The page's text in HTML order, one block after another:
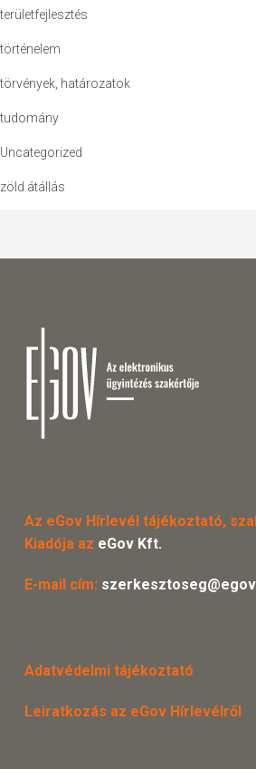
területfejlesztés
történelem
törvények, határozatok
tudomány
Uncategorized
zöld átállás
Az eGov Hírlevél tájékoztató,
Kiadója az eGov Kft.
E-mail cím:
Adatvédelmi tájékoztató
Leiratkozás az eGov Hírlevélről